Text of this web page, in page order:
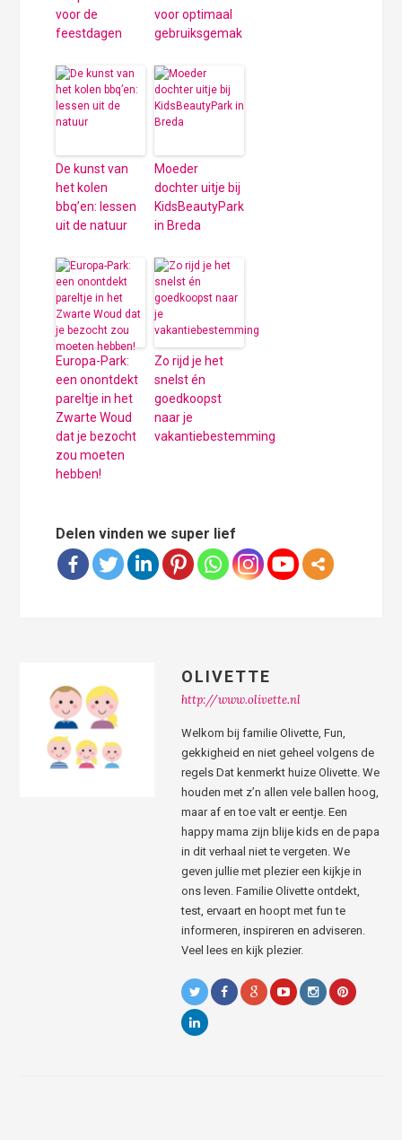
voor de
feestdagen
voor optimaal
gebruiksgemak
De kunst van
het kolen
bbq’en: lessen
uit de natuur
Moeder
dochter uitje bij
KidsBeautyPark
in Breda
Europa-Park:
een onontdekt
pareltje in het
Zwarte Woud
dat je bezocht
zou moeten
hebben!
Zo rijd je het
snelst én
goedkoopst
naar je
vakantiebestemming
Delen vinden we super lief
OLIVETTE
http://www.olivette.nl
Welkom bij familie Olivette, Fun,
gekkigheid en niet geheel volgens de
regels Dat kenmerkt huize Olivette. We
houden met z’n allen vele ballen hoog,
maar af en toe valt er eentje. Een
happy mama zijn blije kids en de papa
in dit verhaal niet te vergeten. We
geven jullie met plezier een kijkje in
ons leven. Familie Olivette ontdekt,
test, ervaart en hoopt met fun te
informeren, inspireren en adviseren.
Veel lees en kijk plezier.